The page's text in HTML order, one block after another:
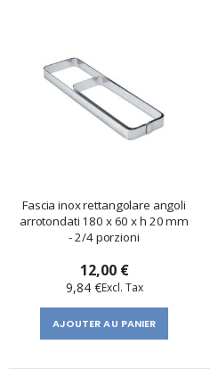
Fascia inox rettangolare angoli
arrotondati 180 x 60 x h 20 mm
- 2/4 porzioni
12,00 €
9,84 €
AJOUTER AU PANIER